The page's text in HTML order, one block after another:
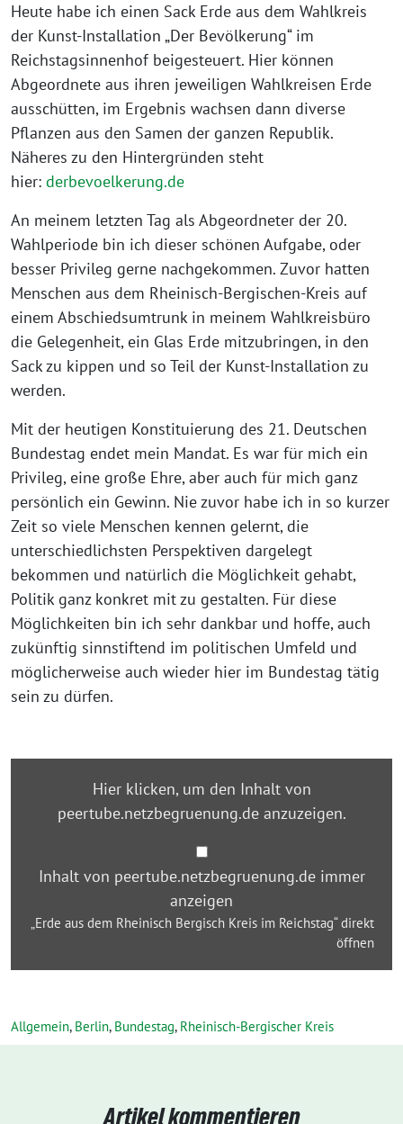
Heute habe ich einen Sack Erde aus dem Wahlkreis
der Kunst-Installation „Der Bevölkerung“ im
Reichstagsinnenhof beigesteuert. Hier können
Abgeordnete aus ihren jeweiligen Wahlkreisen Erde
ausschütten, im Ergebnis wachsen dann diverse
Pflanzen aus den Samen der ganzen Republik.
Näheres zu den Hintergründen steht
hier: derbevoelkerung.de
An meinem letzten Tag als Abgeordneter der 20.
Wahlperiode bin ich dieser schönen Aufgabe, oder
besser Privileg gerne nachgekommen. Zuvor hatten
Menschen aus dem Rheinisch-Bergischen-Kreis auf
einem Abschiedsumtrunk in meinem Wahlkreisbüro
die Gelegenheit, ein Glas Erde mitzubringen, in den
Sack zu kippen und so Teil der Kunst-Installation zu
werden.
Mit der heutigen Konstituierung des 21. Deutschen
Bundestag endet mein Mandat. Es war für mich ein
Privileg, eine große Ehre, aber auch für mich ganz
persönlich ein Gewinn. Nie zuvor habe ich in so kurzer
Zeit so viele Menschen kennen gelernt, die
unterschiedlichsten Perspektiven dargelegt
bekommen und natürlich die Möglichkeit gehabt,
Politik ganz konkret mit zu gestalten. Für diese
Möglichkeiten bin ich sehr dankbar und hoffe, auch
zukünftig sinnstiftend im politischen Umfeld und
möglicherweise auch wieder hier im Bundestag tätig
sein zu dürfen.
Bergisch
Hier klicken, um den Inhalt von
peertube.netzbegruenung.de anzuzeigen.
Inhalt von peertube.netzbegruenung.de immer
anzeigen
„Erde aus dem Rheinisch Bergisch Kreis im Reichstag“ direkt
öffnen
Allgemein, Berlin, Bundestag, Rheinisch-Bergischer Kreis
Artikel kommentieren